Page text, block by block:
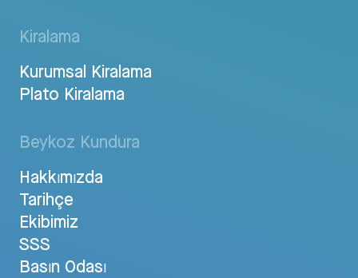
Kiralama
Kurumsal Kiralama
Plato Kiralama
Beykoz Kundura
Hakkımızda
Tarihçe
Ekibimiz
SSS
Basın Odası